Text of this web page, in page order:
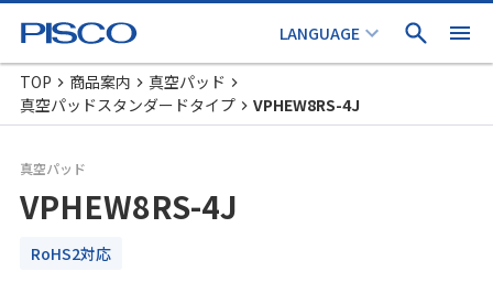
TOP 商品案内
真空パッド
真空パッドスタンダードタイプ
VPHEW8RS-4J
真空パッド
VPHEW8RS-4J
RoHS2対応